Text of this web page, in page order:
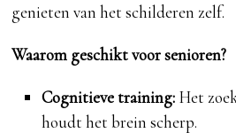
genieten van het schilderen zelf.
Waarom geschikt voor senioren?
Cognitieve training:Het
houdt het brein scherp.